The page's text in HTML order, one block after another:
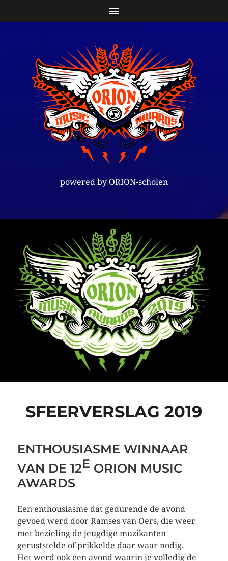
powered by ORION-scholen
SFEERVERSLAG 2019
ENTHOUSIASME WINNAAR
VAN DE 12E ORION MUSIC
AWARDS
Een enthousiasme dat gedurende de avond
gevoed werd door Ramses van Oers, die weer
met bezieling de jeugdige muzikanten
geruststelde of prikkelde daar waar nodig.
Het werd ook een avond waarin je volledig de